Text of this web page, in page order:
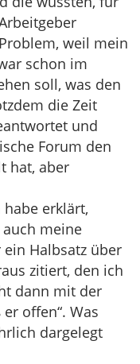
weil mein
schon im
soll, was den
die Zeit
und
Forum den
hat, aber
erklärt,
meine
Halbsatz über
zitiert, den ich
dann mit der
offen“. Was
dargelegt